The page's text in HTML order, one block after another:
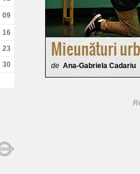
09
16
23
30
Mieunături
de Ana-Gabriela Cadariu